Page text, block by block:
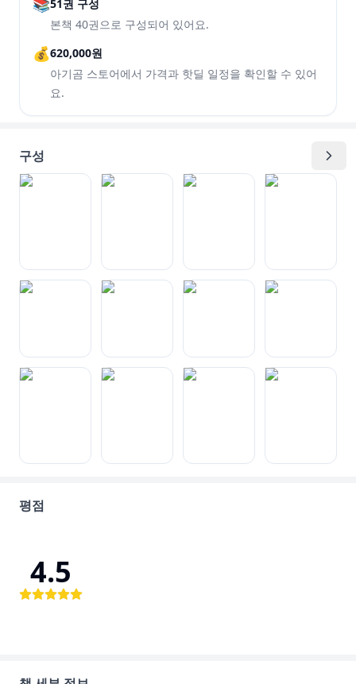
📚51권 구성
본책 40권으로 구성되어 있어요.
💰620,000원
아기곰 스토어에서 가격과 핫딜 일정을 확인할 수 있어
요.
구성
평점
4.5